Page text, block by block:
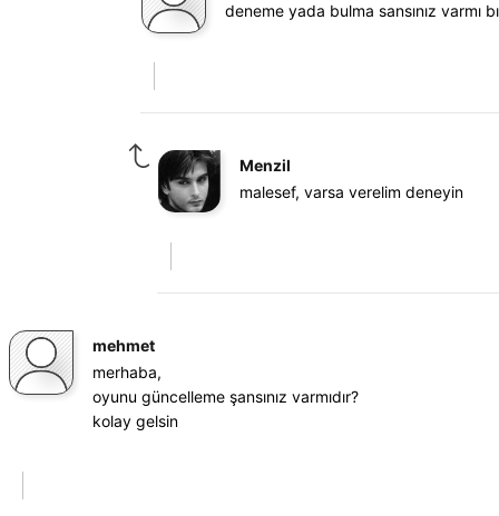
deneme yada bulma sansınız varmı
Menzil
malesef, varsa verelim deneyin
mehmet
merhaba,
oyunu güncelleme şansınız varmıdır?
kolay gelsin